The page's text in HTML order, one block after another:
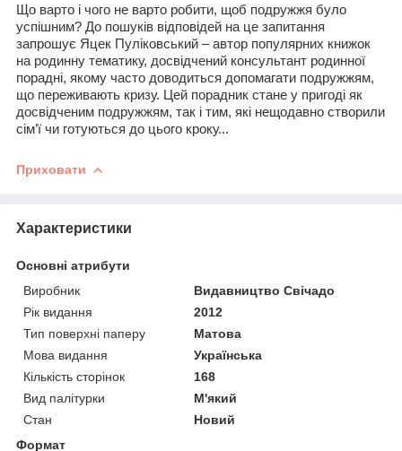
Що варто і чого не варто робити, щоб подружжя було
успішним? До пошуків відповідей на це запитання
запрошує Яцек Пуліковський – автор популярних книжок
на родинну тематику, досвідчений консультант родинної
порадні, якому часто доводиться допомагати подружжям,
що переживають кризу. Цей порадник стане у пригоді як
досвідченим подружжям, так і тим, які нещодавно створили
сім’ї чи готуються до цього кроку...
Приховати
Характеристики
Основні атрибути
Виробник
Видавництво Свічадо
Рік видання
2012
Тип поверхні паперу
Матова
Мова видання
Українська
Кількість сторінок
168
Вид палітурки
М'який
Стан
Новий
Формат